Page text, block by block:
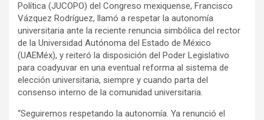
Política (JUCOPO) del Congreso mexiquense, Francisco
Vázquez Rodríguez, llamó a respetar la autonomía
universitaria ante la reciente renuncia simbólica del rector
de la Universidad Autónoma del Estado de México
(UAEMéx), y reiteró la disposición del Poder Legislativo
para coadyuvar en una eventual reforma al sistema de
elección universitaria, siempre y cuando parta del
consenso interno de la comunidad universitaria.
“Seguiremos respetando la autonomía. Ya renunció el